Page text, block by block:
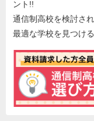
ント!!
通信制高校を検討さ
最適な学校を見つけ